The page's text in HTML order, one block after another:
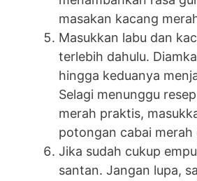
masakan kacang
Masukkan labu dan
terlebih dahulu.
hingga keduanya
Selagi menunggu
merah praktis,
potongan cabai merah
Jika sudah cukup
santan. Jangan lupa,